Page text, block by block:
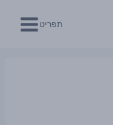
תפריט